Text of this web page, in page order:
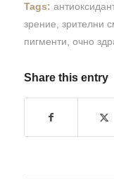
Tags:
зрение, зрителни
пигменти, очно
Share this entry